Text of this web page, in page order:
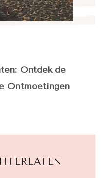
Ontdek de
Ontmoetingen